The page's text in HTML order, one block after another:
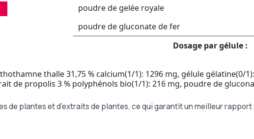
poudre de gelée royale
poudre de gluconate de fer
Dosage par gélule :
thalle 31,75 % calcium(1/1): 1296 mg, gélule gélatine(0/
de propolis 3 % polyphénols bio(1/1): 216 mg, poudre de
de plantes et d’extraits de plantes, ce qui garantit un meilleur